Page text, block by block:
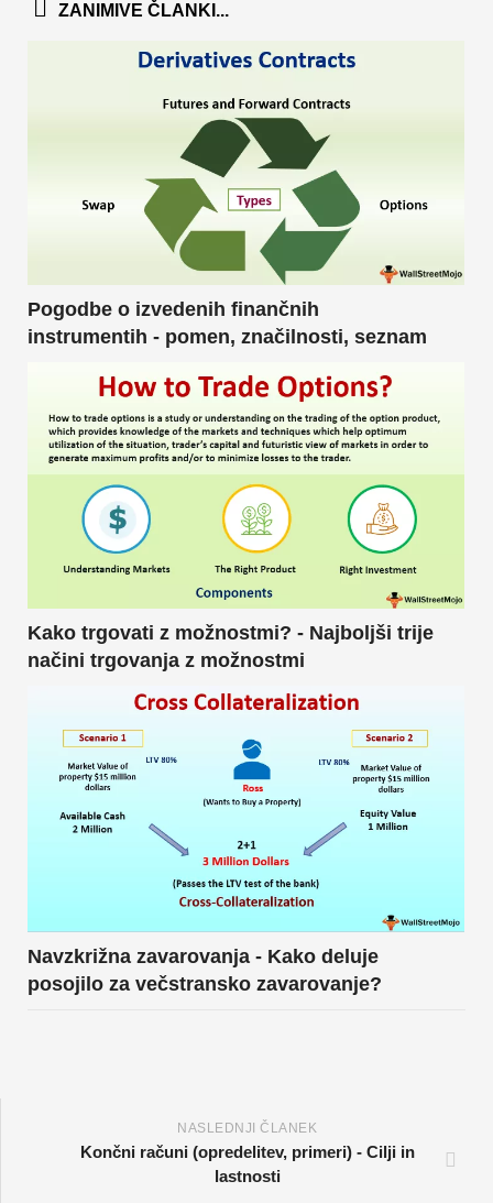
ZANIMIVE ČLANKI...
Pogodbe o izvedenih finančnih
instrumentih - pomen, značilnosti, seznam
Kako trgovati z možnostmi? - Najboljši trije
načini trgovanja z možnostmi
Navzkrižna zavarovanja - Kako deluje
posojilo za večstransko zavarovanje?
NASLEDNJI ČLANEK
Končni računi (opredelitev, primeri) - Cilji in
lastnosti